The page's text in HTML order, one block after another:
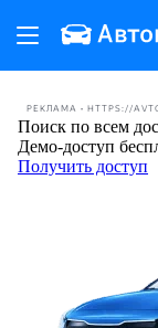
РЕКЛАМА • HTTPS://